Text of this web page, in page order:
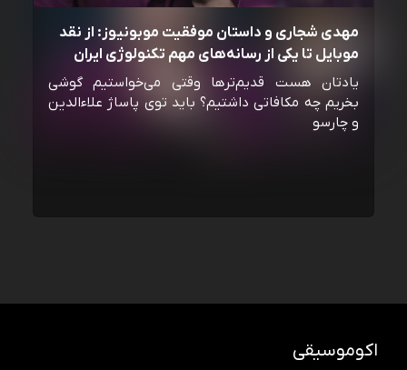
مهدی شجاری و داستان موفقیت موبونیوز: از نقد
موبایل تا یکی از رسانه‌‌های مهم تکنولوژی ایران
یادتان هست قدیم‌ترها وقتی می‌خواستیم گوشی
بخریم چه مکافاتی داشتیم؟ باید توی پاساژ علاءالدین
و چارسو
اکوموسیقی